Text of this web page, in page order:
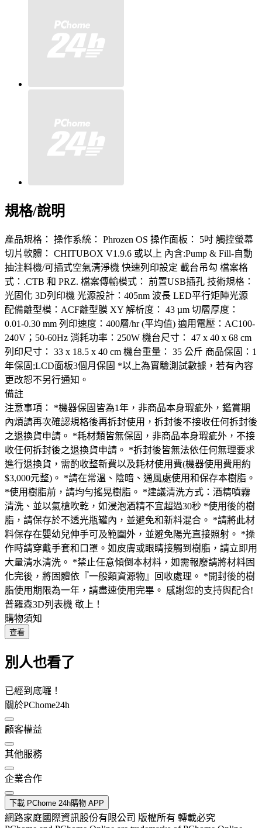
規格/說明
產品規格： 操作系統： Phrozen OS 操作面板： 5吋 觸控螢幕
切片軟體： CHITUBOX V1.9.6 或以上 內含:Pump & Fill-自動
抽注料機/可插式空氣清淨機 快速列印設定 載台吊勾 檔案格
式：.CTB 和 PRZ. 檔案傳輸模式： 前置USB插孔 技術規格：
光固化 3D列印機 光源設計：405nm 波長 LED平行矩陣光源
配備離型模：ACF離型膜 XY 解析度： 43 µm 切層厚度：
0.01-0.30 mm 列印速度：400層/hr (平均值) 適用電壓：AC100-
240V；50-60Hz 消耗功率：250W 機台尺寸： 47 x 40 x 68 cm
列印尺寸： 33 x 18.5 x 40 cm 機台重量： 35 公斤 商品保固：1
年保固;LCD面板3個月保固 *以上為實驗測試數據，若有內容
更改恕不另行通知。
備註
注意事項： *機器保固皆為1年，非商品本身瑕疵外，鑑賞期
內煩請再次確認規格後再拆封使用，拆封後不接收任何拆封後
之退換貨申請。 *耗材類皆無保固，非商品本身瑕疵外，不接
收任何拆封後之退換貨申請。 *拆封後皆無法依任何無理要求
進行退換貨，需酌收整新費以及耗材使用費(機器使用費用約
$3,000元整)。 *請在常溫、陰暗、通風處使用和保存本樹脂。
*使用樹脂前，請均勻搖晃樹脂。 *建議清洗方式：酒精噴霧
清洗、並以氣槍吹乾，如浸泡酒精不宜超過30秒 *使用後的樹
脂，請保存於不透光瓶罐內，並避免和新料混合。 *請將此材
料保存在嬰幼兒伸手可及範圍外，並避免陽光直接照射。 *操
作時請穿戴手套和口罩。如皮膚或眼睛接觸到樹脂，請立即用
大量清水清洗。 *禁止任意傾倒本材料，如需報廢請將材料固
化完後，將固體依『一般類資源物』回收處理。 *開封後的樹
脂使用期限為一年，請盡速使用完畢。 感謝您的支持與配合!
普羅森3D列表機 敬上！
購物須知
查看
別人也看了
已經到底囉！
關於PChome24h
顧客權益
其他服務
企業合作
下載 PChome 24h購物 APP
網路家庭國際資訊股份有限公司 版權所有 轉載必究